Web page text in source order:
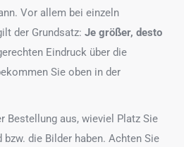
Vor allem bei einzeln
der Grundsatz: Je größer, desto
Eindruck über die
Sie oben in der
Bestellung aus, wieviel Platz Sie
bzw. die Bilder haben. Achten Sie